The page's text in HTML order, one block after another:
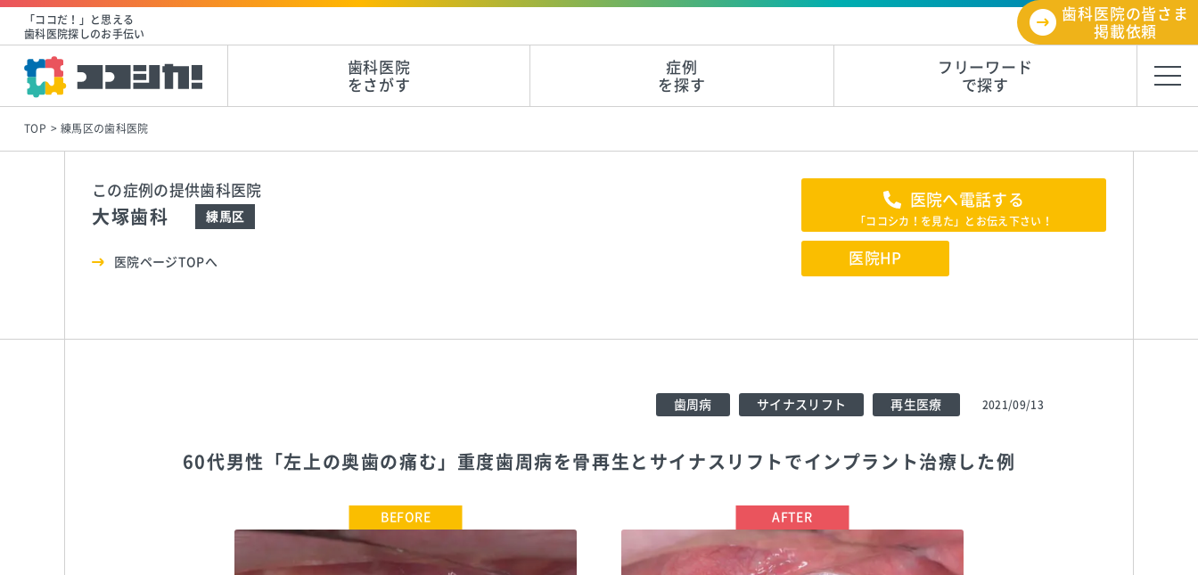
「ココだ！」と思える
歯科医院探しのお手伝い
歯科医院の皆さま
掲載依頼
歯科医院
をさがす
症例
を探す
フリーワード
で探す
TOP 練馬区の歯科医院
この症例の提供歯科医院
大塚歯科 練馬区
医院ページTOPへ
医院へ電話する
「ココシカ！を見た」とお伝え下さい！
医院HP
歯周病 サイナスリフト 再生医療 2021/09/13
60代男性「左上の奥歯の痛む」重度歯周病を骨再生とサイナスリフトでインプラント治療した例